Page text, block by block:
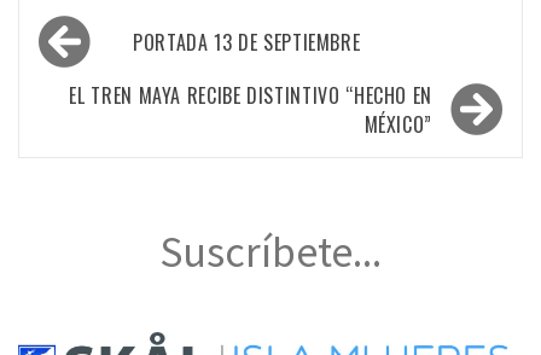
Navegación
de
entradas
PORTADA 13 DE SEPTIEMBRE
EL TREN MAYA RECIBE DISTINTIVO “HECHO EN
MÉXICO”
Suscríbete...